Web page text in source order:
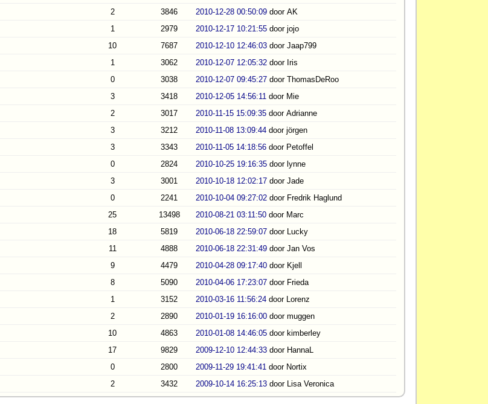
2 3846 2010-12-28 00:50:09 door AK
1 2979 2010-12-17 10:21:55 door jojo
10 7687 2010-12-10 12:46:03 door Jaap799
1 3062 2010-12-07 12:05:32 door Iris
0 3038 2010-12-07 09:45:27 door ThomasDeRoo
3 3418 2010-12-05 14:56:11 door Mie
2 3017 2010-11-15 15:09:35 door Adrianne
3 3212 2010-11-08 13:09:44 door jörgen
3 3343 2010-11-05 14:18:56 door Petoffel
0 2824 2010-10-25 19:16:35 door lynne
3 3001 2010-10-18 12:02:17 door Jade
0 2241 2010-10-04 09:27:02 door Fredrik Haglund
25 13498 2010-08-21 03:11:50 door Marc
18 5819 2010-06-18 22:59:07 door Lucky
11 4888 2010-06-18 22:31:49 door Jan Vos
9 4479 2010-04-28 09:17:40 door Kjell
8 5090 2010-04-06 17:23:07 door Frieda
1 3152 2010-03-16 11:56:24 door Lorenz
2 2890 2010-01-19 16:16:00 door muggen
10 4863 2010-01-08 14:46:05 door kimberley
17 9829 2009-12-10 12:44:33 door HannaL
0 2800 2009-11-29 19:41:41 door Nortix
2 3432 2009-10-14 16:25:13 door Lisa Veronica